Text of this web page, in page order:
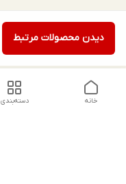
دیدن محصولات مرتبط
دسته‌بندی خانه